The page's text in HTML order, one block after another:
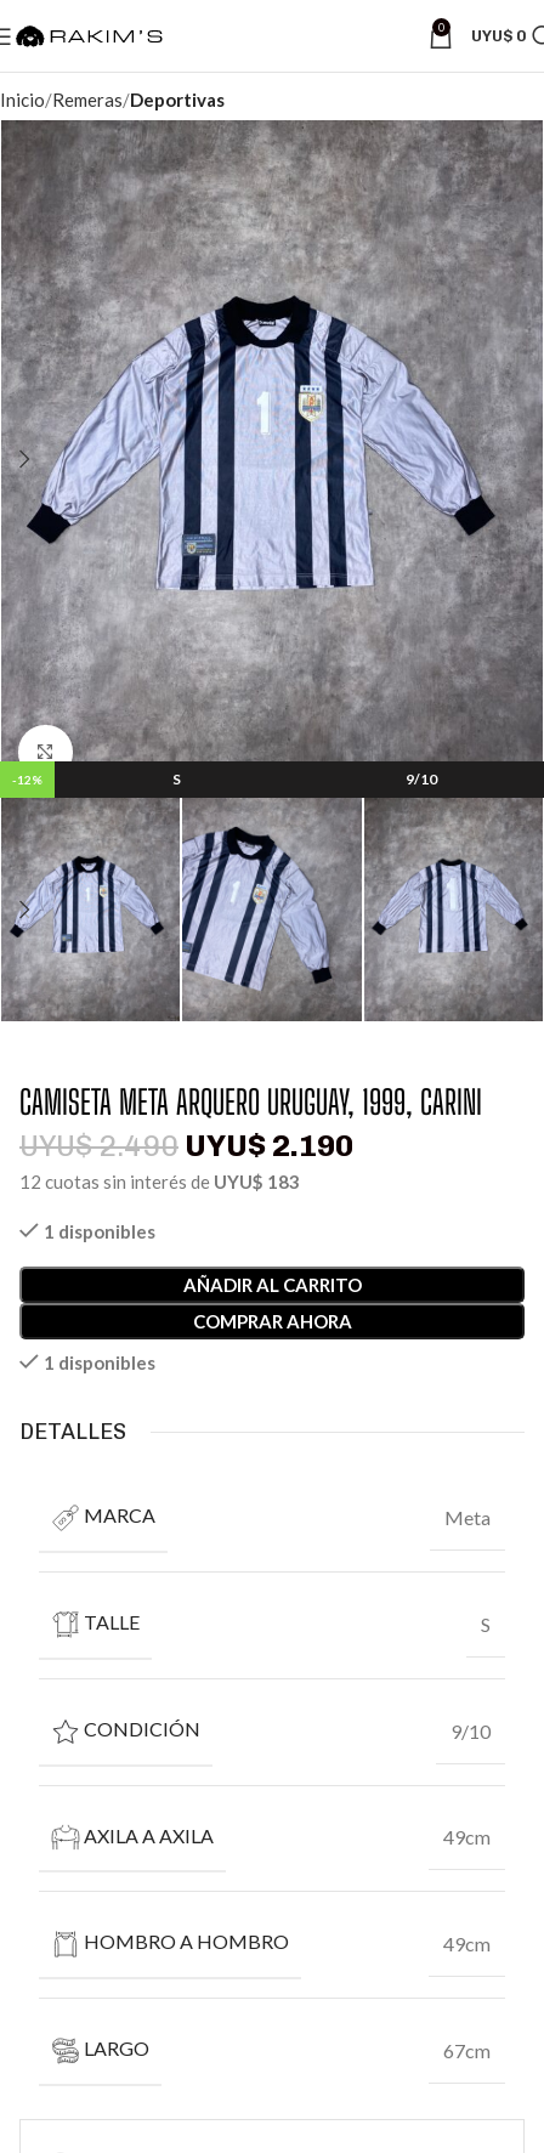
0 UYU$ 0
Inicio Remeras Deportivas
-12% S 9/10
Clic para ampliar
CAMISETA META ARQUERO URUGUAY, 1999, CARINI
UYU$2.490 UYU$ 2.190
12 cuotas sin interés de UYU$ 183
1 disponibles
AÑADIR AL CARRITO
COMPRAR AHORA
1 disponibles
DETALLES
MARCA Meta
TALLE S
CONDICIÓN 9/10
AXILA A AXILA 49cm
HOMBRO A HOMBRO 49cm
LARGO 67cm